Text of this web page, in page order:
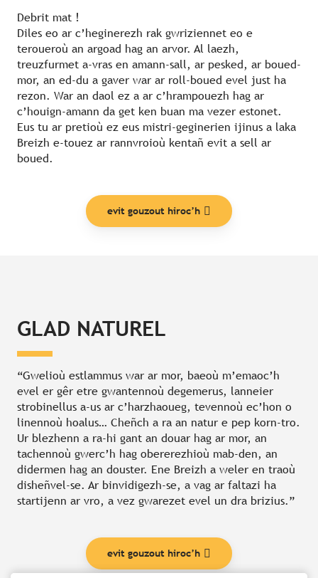
Debrit mat !
Diles eo ar c’heginerezh rak gwriziennet eo e
teroueroù an argoad hag an arvor. Al laezh,
treuzfurmet a-vras en amann-sall, ar pesked, ar boued-
mor, an ed-du a gaver war ar roll-boued evel just ha
rezon. War an daol ez a ar c’hrampouezh hag ar
c’houign-amann da get ken buan ma vezer estonet.
Eus tu ar pretioù ez eus mistri-geginerien ijinus a laka
Breizh e-touez ar rannvroioù kentañ evit a sell ar
boued.
evit gouzout hiroc’h
GLAD NATUREL
“Gwelioù estlammus war ar mor, baeoù m’emaoc’h
evel er gêr etre gwantennoù degemerus, lanneier
strobinellus a-us ar c’harzhaoueg, tevennoù ec’hon o
linennoù hoalus… Cheñch a ra an natur e pep korn-tro.
Ur blezhenn a ra-hi gant an douar hag ar mor, an
tachennoù gwerc’h hag obererezhioù mab-den, an
didermen hag an douster. Ene Breizh a weler en traoù
disheñvel-se. Ar binvidigezh-se, a vag ar faltazi ha
startijenn ar vro, a vez gwarezet evel un dra brizius.”
evit gouzout hiroc’h